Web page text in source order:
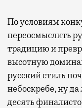
По условиям
переосмыслить
традицию и
высотную
русский стиль
небоскребе, ну
десять